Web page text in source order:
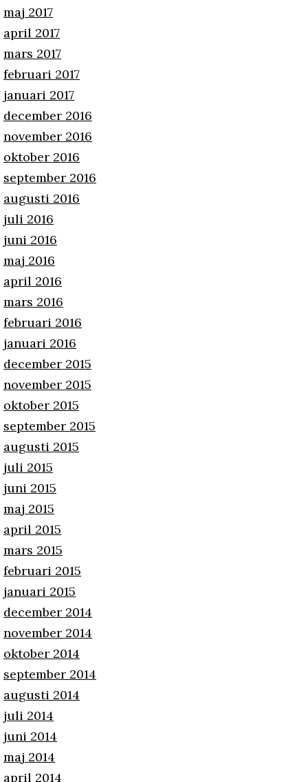
maj 2017
april 2017
mars 2017
februari 2017
januari 2017
december 2016
november 2016
oktober 2016
september 2016
augusti 2016
juli 2016
juni 2016
maj 2016
april 2016
mars 2016
februari 2016
januari 2016
december 2015
november 2015
oktober 2015
september 2015
augusti 2015
juli 2015
juni 2015
maj 2015
april 2015
mars 2015
februari 2015
januari 2015
december 2014
november 2014
oktober 2014
september 2014
augusti 2014
juli 2014
juni 2014
maj 2014
april 2014